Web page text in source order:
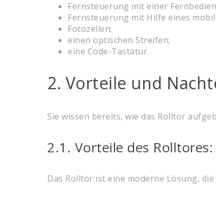
Fernsteuerung mit einer
Fernsteuerung mit Hilfe eines
Fotozellen;
einen optischen Streifen;
eine Code-Tastatur.
2. Vorteile und
Sie wissen bereits, wie das Rolltor
2.1. Vorteile des Rolltores:
Das Rolltor ist eine moderne Lösung,